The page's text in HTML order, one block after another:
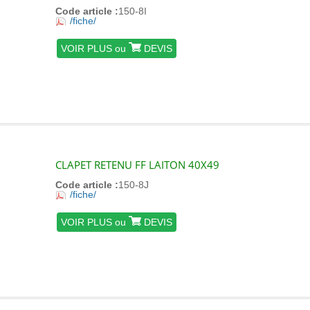
Code article :150-8I
/fiche/
VOIR PLUS ou DEVIS
CLAPET RETENU FF LAITON 40X49
Code article :150-8J
/fiche/
VOIR PLUS ou DEVIS